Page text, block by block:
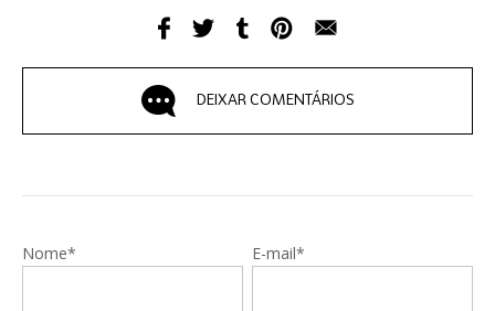
DEIXAR COMENTÁRIOS
Nome* E-mail*